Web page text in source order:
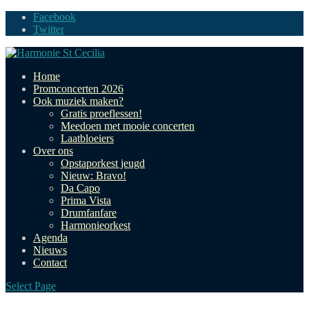
Facebook
Twitter
Home
Promconcerten 2026
Ook muziek maken?
Gratis proeflessen!
Meedoen met mooie concerten
Laatbloeiers
Over ons
Opstaporkest jeugd
Nieuw: Bravo!
Da Capo
Prima Vista
Drumfanfare
Harmonieorkest
Agenda
Nieuws
Contact
Select Page